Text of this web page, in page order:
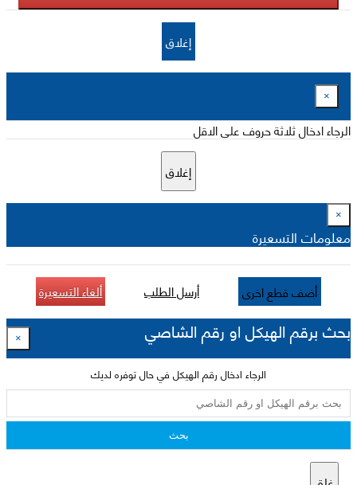
إغلاق
×
الرجاء ادخال ثلاثة حروف على الاقل
إغلاق
×
معلومات التسعيرة
أضف قطع اخرى أرسل الطلب ألغاء التسعيرة
بحث برقم الهيكل او رقم الشاصي ×
الرجاء ادخال رقم الهيكل في حال توفره لديك
بحث